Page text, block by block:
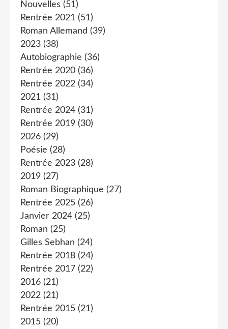
Nouvelles (51)
Rentrée 2021 (51)
Roman Allemand (39)
2023 (38)
Autobiographie (36)
Rentrée 2020 (36)
Rentrée 2022 (34)
2021 (31)
Rentrée 2024 (31)
Rentrée 2019 (30)
2026 (29)
Poésie (28)
Rentrée 2023 (28)
2019 (27)
Roman Biographique (27)
Rentrée 2025 (26)
Janvier 2024 (25)
Roman (25)
Gilles Sebhan (24)
Rentrée 2018 (24)
Rentrée 2017 (22)
2016 (21)
2022 (21)
Rentrée 2015 (21)
2015 (20)